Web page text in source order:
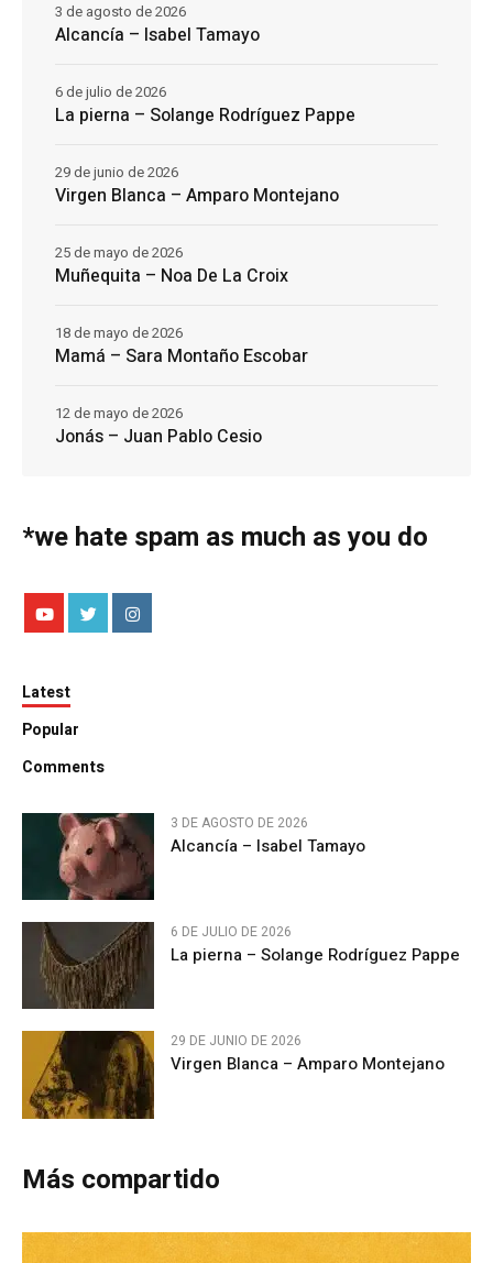
Alcancía – Isabel Tamayo
3 de agosto de 2026
La pierna – Solange Rodríguez Pappe
6 de julio de 2026
Virgen Blanca – Amparo Montejano
29 de junio de 2026
Muñequita – Noa De La Croix
25 de mayo de 2026
Mamá – Sara Montaño Escobar
18 de mayo de 2026
Jonás – Juan Pablo Cesio
12 de mayo de 2026
*we hate spam as much as you do
Latest
Popular
Comments
3 DE AGOSTO DE 2026
Alcancía – Isabel Tamayo
6 DE JULIO DE 2026
La pierna – Solange Rodríguez Pappe
29 DE JUNIO DE 2026
Virgen Blanca – Amparo Montejano
Más compartido